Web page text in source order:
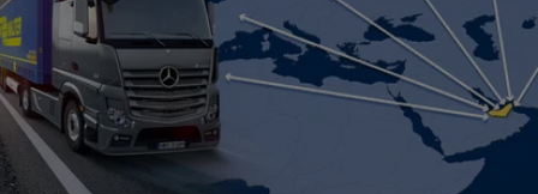
Asia Central
Rusia
Oriente Medio